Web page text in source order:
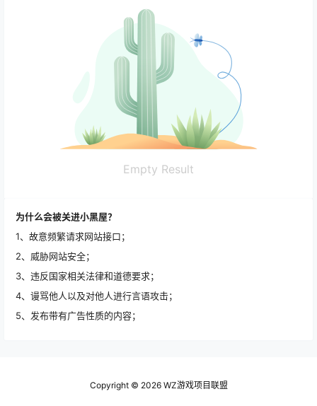
Empty Result
为什么会被关进小黑屋？
1、故意频繁请求网站接口；
2、威胁网站安全；
3、违反国家相关法律和道德要求；
4、谩骂他人以及对他人进行言语攻击；
5、发布带有广告性质的内容；
Copyright © 2026WZ游戏项目联盟